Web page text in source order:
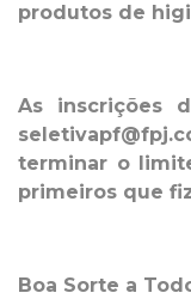
produtos de
As inscrições
terminar o
primeiros que
Boa Sorte a